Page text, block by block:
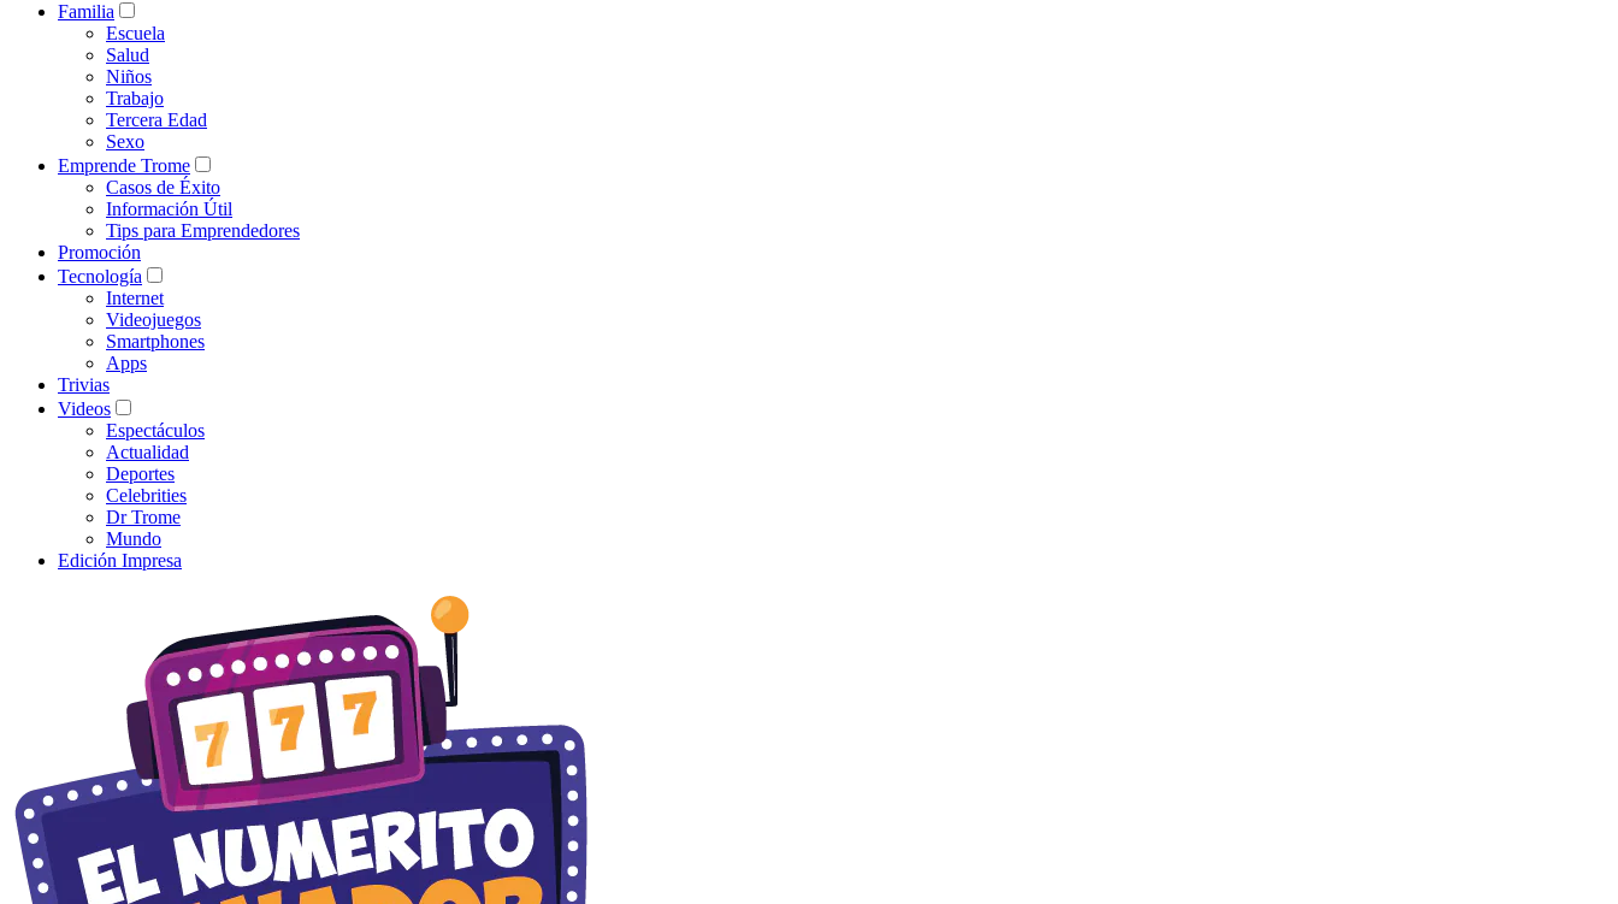
Familia
Escuela
Salud
Niños
Trabajo
Tercera Edad
Sexo
Emprende Trome
Casos de Éxito
Información Útil
Tips para Emprendedores
Promoción
Tecnología
Internet
Videojuegos
Smartphones
Apps
Trivias
Videos
Espectáculos
Actualidad
Deportes
Celebrities
Dr Trome
Mundo
Edición Impresa